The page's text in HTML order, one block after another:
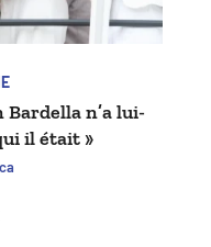
Bardella n’a lui-
il était »